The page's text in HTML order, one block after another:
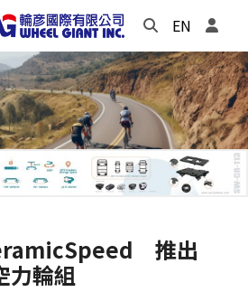
EN
推出
力輪組